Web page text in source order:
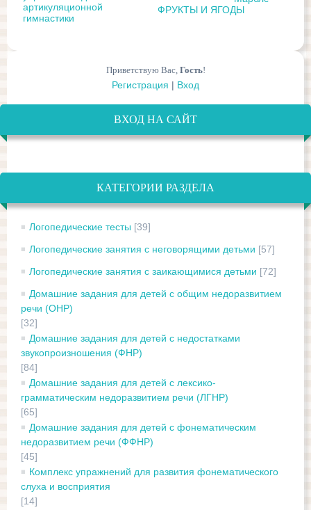
артикуляционной
гимнастики
ФРУКТЫ И ЯГОДЫ
Приветствую Вас, Гость!
Регистрация | Вход
ВХОД НА САЙТ
КАТЕГОРИИ РАЗДЕЛА
Логопедические тесты [39]
Логопедические занятия с неговорящими детьми [57]
Логопедические занятия с заикающимися детьми [72]
Домашние задания для детей с общим недоразвитием
речи (ОНР)
[32]
Домашние задания для детей с недостатками
звукопроизношения (ФНР)
[84]
Домашние задания для детей с лексико-
грамматическим недоразвитием речи (ЛГНР)
[65]
Домашние задания для детей с фонематическим
недоразвитием речи (ФФНР)
[45]
Комплекс упражнений для развития фонематического
слуха и восприятия
[14]